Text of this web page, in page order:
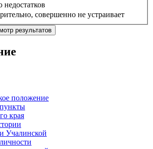
совершенно не устраивает
положение
края
Учалинской